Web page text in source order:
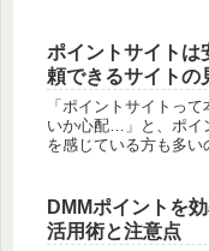
ポイントサイトは
頼できるサイトの
「ポイントサイトっ
いか心配…」と、ポイ
を感じている方も多い
DMMポイントを
活用術と注意点